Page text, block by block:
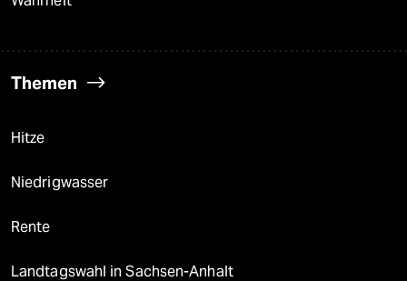
Themen
Hitze
Niedrigwasser
Rente
Landtagswahl in Sachsen-Anhalt